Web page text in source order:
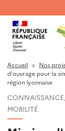
RECHERCHER UN
QUE
Accueil Nos
d'ouvrage pour la
région lyonnaise
MOBILITÉ